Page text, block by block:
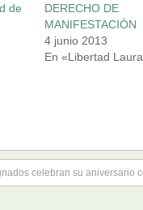
de
DERECHO DE
MANIFESTACIÓN
4 junio 2013
En «Libertad
celebran su aniversario